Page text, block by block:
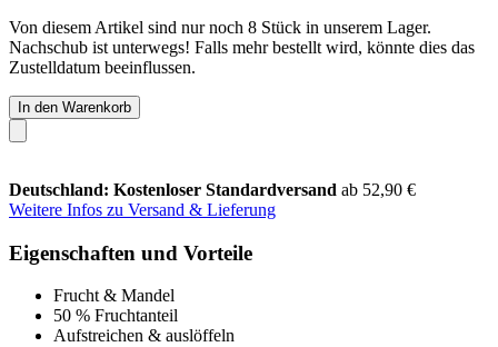
Von diesem Artikel sind nur noch 8 Stück in unserem Lager.
Nachschub ist unterwegs! Falls mehr bestellt wird, könnte dies das
Zustelldatum beeinflussen.
In den Warenkorb
Deutschland: Kostenloser Standardversand ab 52,90 €
Weitere Infos zu Versand & Lieferung
Eigenschaften und Vorteile
Frucht & Mandel
50 % Fruchtanteil
Aufstreichen & auslöffeln